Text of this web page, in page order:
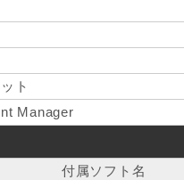
ト
Manager
付属ソフト名